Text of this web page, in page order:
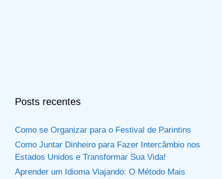
Posts recentes
Como se Organizar para o Festival de Parintins
Como Juntar Dinheiro para Fazer Intercâmbio nos
Estados Unidos e Transformar Sua Vida!
Aprender um Idioma Viajando: O Método Mais